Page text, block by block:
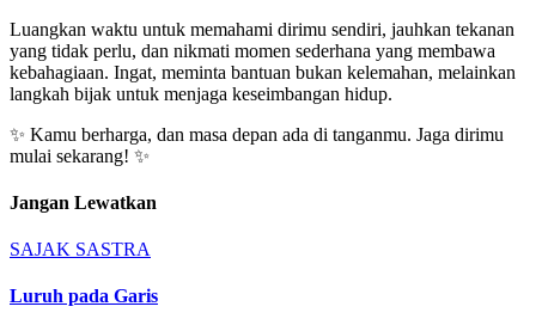
Luangkan waktu untuk memahami dirimu sendiri, jauhkan tekanan
yang tidak perlu, dan nikmati momen sederhana yang membawa
kebahagiaan. Ingat, meminta bantuan bukan kelemahan, melainkan
langkah bijak untuk menjaga keseimbangan hidup.
✨ Kamu berharga, dan masa depan ada di tanganmu. Jaga dirimu
mulai sekarang! ✨
Jangan Lewatkan
SAJAK SASTRA
Luruh pada Garis